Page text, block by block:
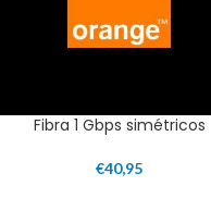
Fibra 1 Gbps simétricos
€40,95